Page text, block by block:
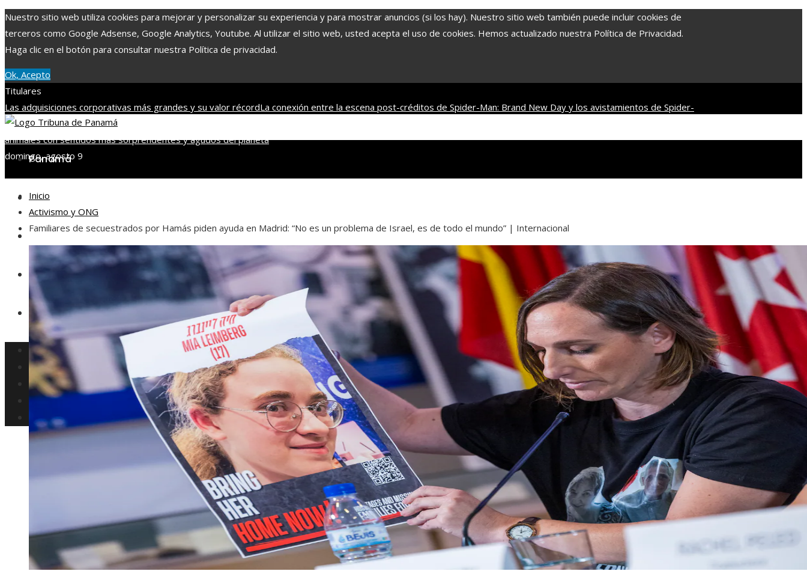
Nuestro sitio web utiliza cookies para mejorar y personalizar su experiencia y para mostrar anuncios (si los hay). Nuestro sitio web también puede incluir cookies de
terceros como Google Adsense, Google Analytics, Youtube. Al utilizar el sitio web, usted acepta el uso de cookies. Hemos actualizado nuestra Política de Privacidad.
Haga clic en el botón para consultar nuestra Política de privacidad.
Ok, Acepto
Titulares
Las adquisiciones corporativas más grandes y su valor récordLa conexión entre la escena post-créditos de Spider-Man: Brand New Day y los avistamientos de Spider-
ManAlianza entre Disney y TikTok para impulsar contenido con franquicias famosas
animales con sentidos más sorprendentes y agudos del planeta
domingo, agosto 9
Panamá
Tecnología
Cultura y ocio
Inversiones y negocios
Responsabilidad Social
Panamá
Tecnología
Cultura y ocio
Inversiones y negocios
Responsabilidad Social
Inicio
Activismo y ONG
Familiares de secuestrados por Hamás piden ayuda en Madrid: “No es un problema de Israel, es de todo el mundo” | Internacional